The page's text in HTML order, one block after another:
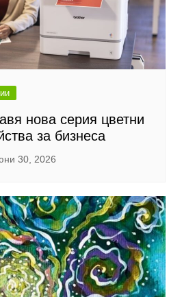
нова серия цветни
за бизнеса
30, 2026